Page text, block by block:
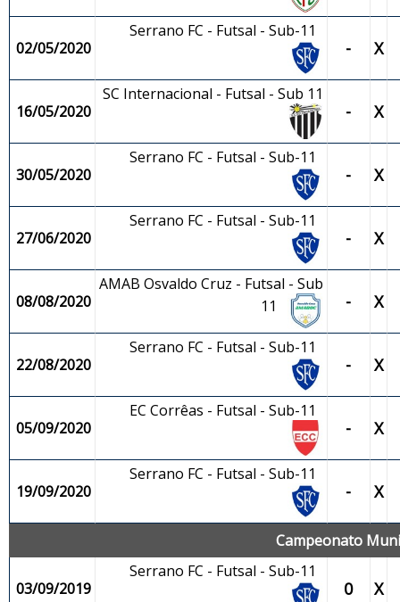
02/05/2020
Serrano FC - Futsal - Sub-11
- X
16/05/2020
SC Internacional - Futsal - Sub 11
- X
30/05/2020
Serrano FC - Futsal - Sub-11
- X
27/06/2020
Serrano FC - Futsal - Sub-11
- X
08/08/2020
AMAB Osvaldo Cruz - Futsal - Sub
11
- X
22/08/2020
Serrano FC - Futsal - Sub-11
- X
05/09/2020
EC Corrêas - Futsal - Sub-11
- X
19/09/2020
Serrano FC - Futsal - Sub-11
- X
Campeonato
03/09/2019
Serrano FC - Futsal - Sub-11
0 X